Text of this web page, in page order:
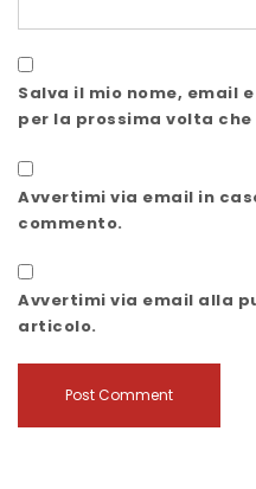
Salva il mio nome, email
per la prossima volta
Avvertimi via email in
commento.
Avvertimi via email alla
articolo.